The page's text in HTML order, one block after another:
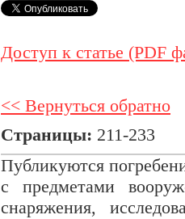
Доступ к статье (PDF
<< Вернуться обратно
Страницы: 211-233
Публикуются
с предметами
снаряжения,